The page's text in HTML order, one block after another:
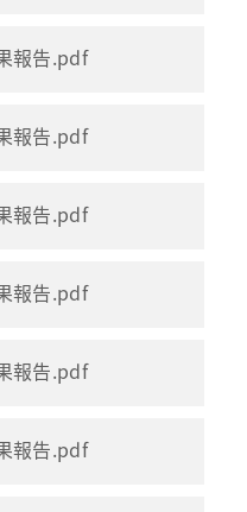
報告.pdf
報告.pdf
報告.pdf
報告.pdf
報告.pdf
報告.pdf